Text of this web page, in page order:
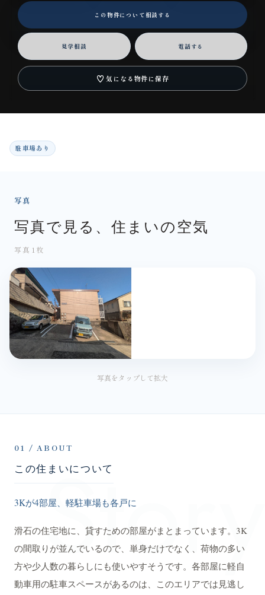
この物件について相談する
見学相談 電話する
♡気になる物件に保存
駐車場あり
写真
写真で見る、住まいの空気
写真1枚
写真をタップして拡大
Story
01 / ABOUT
この住まいについて
3Kが4部屋、軽駐車場も各戸に
滑石の住宅地に、貸すための部屋がまとまっています。3K
の間取りが並んでいるので、単身だけでなく、荷物の多い
方や少人数の暮らしにも使いやすそうです。各部屋に軽自
動車用の駐車スペースがあるのは、このエリアでは見逃し